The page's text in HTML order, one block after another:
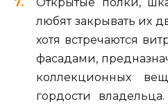
любят закрывать их
хотя встречаются
фасадами,
коллекционных
гордости